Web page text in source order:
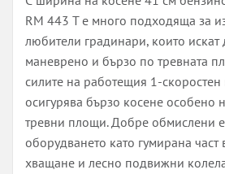
RM 443 T е много подходяща за
любители градинари, които
маневрено и бързо по тревната
силите на работещия 1-
осигурява бързо косене особено
тревни площи. Добре обмислени
оборудването като гумирана част
хващане и лесно подвижни